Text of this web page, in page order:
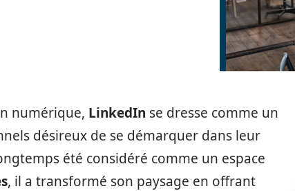
numérique, LinkedIn se dresse comme un
désireux de se démarquer dans leur
été considéré comme un espace
, il a transformé son paysage en offrant